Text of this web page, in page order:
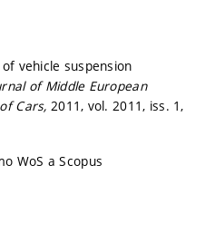
of vehicle suspension
of Middle European
Cars, 2011, vol. 2011, iss. 1,
WoS a Scopus